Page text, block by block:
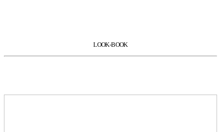
LOOK-BOOK